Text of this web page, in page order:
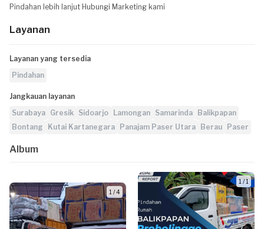
Pindahan lebih lanjut Hubungi Marketing kami
Layanan
Layanan yang tersedia
Pindahan
Jangkauan layanan
Surabaya Gresik Sidoarjo Lamongan Samarinda
Balikpapan
Bontang
Kutai Kartanegara Panajam Paser Utara Berau Paser
Album
1 / 4
1 / 1